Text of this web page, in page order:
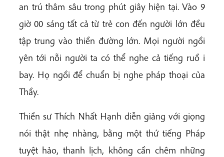
an trú thâm sâu trong phút giây hiện tại. Vào 9
giờ 00 sáng tất cả từ trẻ con đến người lớn đều
tập trung vào thiền đường lớn. Mọi người ngồi
yên tới nỗi người ta có thể nghe cả tiếng ruồ i
bay. Họ ngồi để chuẩn bị nghe pháp thoại của
Thầy.
Thiền sư Thích Nhất Hạnh diễn giảng với giọng
nói thật nhẹ nhàng, bằng một thứ tiếng Pháp
tuyệt hảo, thanh lịch, không cần chêm những